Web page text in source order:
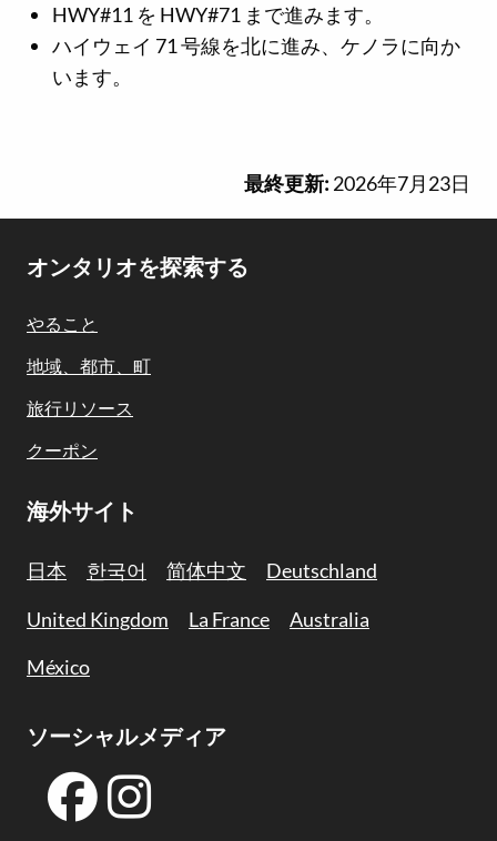
HWY#11 を HWY#71 まで進みます。
ハイウェイ 71 号線を北に進み、ケノラに向か
います。
最終更新: 2026年7月23日
Footer
Navigation
オンタリオを探索する
やること
地域、都市、町
旅行リソース
クーポン
海外サイト
日本 한국어 简体中文
Deutschland
United Kingdom
La France
Australia
México
ソーシャルメディア